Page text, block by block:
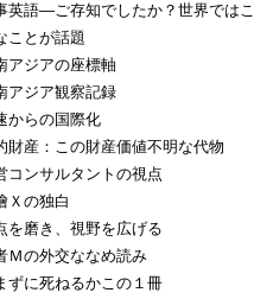
英語―ご存知でしたか？世界ではこ
ことが話題
アジアの座標軸
アジア観察記録
からの国際化
財産：この財産価値不明な代物
コンサルタントの視点
Ｘの独白
を磨き、視野を広げる
Ｍの外交ななめ読み
ずに死ねるかこの１冊